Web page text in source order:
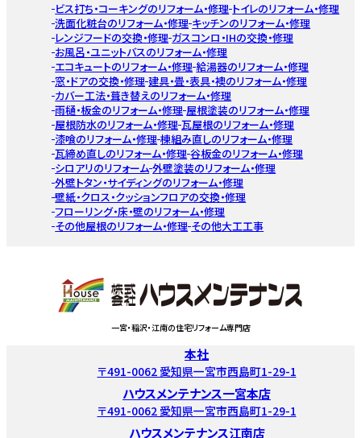
ビス打ち・コーキングのリフォーム・修理 トイレのリフォーム・修理
洗面化粧台のリフォーム・修理 キッチンのリフォーム・修理
レンジフードの交換・修理 ガスコンロ・IHの交換・修理
お風呂・ユニットバスのリフォーム・修理
エコキュートのリフォーム・修理 給湯器のリフォーム・修理
窓・ドアの交換・修理 建具・畳・表具・襖のリフォーム・修理
カバー工法・葺き替えのリフォーム・修理
雨樋・板金のリフォーム・修理 屋根塗装のリフォーム・修理
屋根防水のリフォーム・修理 瓦屋根のリフォーム・修理
漆喰のリフォーム・修理 棟組み直しのリフォーム・修理
瓦締め直しのリフォーム・修理 谷板金のリフォーム・修理
シロアリのリフォーム 外壁塗装のリフォーム・修理
外壁トタン・サイディングのリフォーム・修理
壁紙・クロス・クッションフロアの交換・修理
フローリング・床・壁のリフォーム・修理
その他屋根のリフォーム・修理 その他大工工事
一宮・稲沢・江南の住宅リフォーム専門店
本社
〒491-0062 愛知県一宮市西島町1-29-1
ハウスメンテナンス一宮本店
〒491-0062 愛知県一宮市西島町1-29-1
ハウスメンテナンス江南店